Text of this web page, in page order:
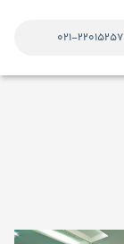
021-22015257